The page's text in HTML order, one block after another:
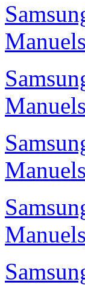
Manuels
Manuels
Manuels
Manuels